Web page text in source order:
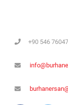
+90 546